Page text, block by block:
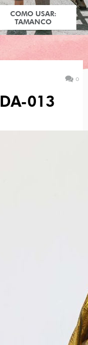
COMO USAR:
TAMANCO
0
013